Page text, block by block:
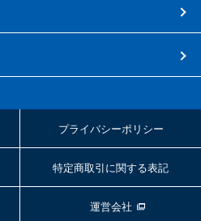
プライバシーポリシー
特定商取引に関する表記
運営会社